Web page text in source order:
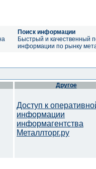
Поиск информации
Быстрый и качественный
информации по рынку
Другое
Доступ к
информации
информагентства
Металлторг.ру